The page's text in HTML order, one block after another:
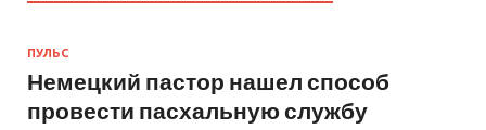
ПУЛЬС
Немецкий пастор нашел способ
провести пасхальную службу